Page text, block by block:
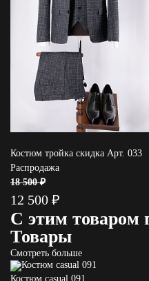
Костюм тройка скидка Арт. 033
Распродажа
18 500 ₽
12 500 ₽
С этим товаром
Товары
Смотреть больше
Костюм casual 091